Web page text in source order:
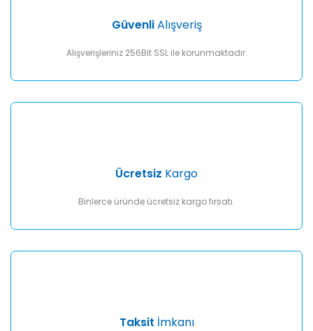
Ürün fiyatı diğer sitelerden daha pahalı.
GüvenliAlışveriş
Alışverişleriniz 256Bit SSL ile korunmaktadır.
Ücretsiz Kargo
Binlerce üründe ücretsiz kargo fırsatı.
Taksit İmkanı